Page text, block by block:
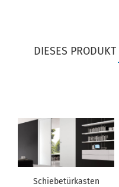
DIESES
Schiebetürkasten